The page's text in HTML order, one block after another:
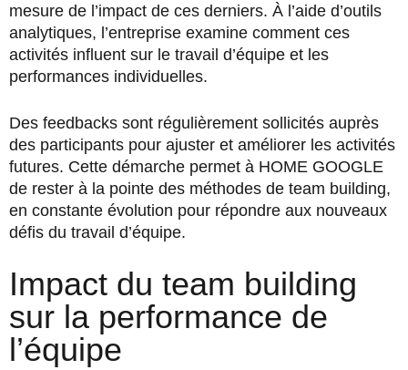
mesure de l’impact de ces derniers. À l’aide d’outils
analytiques, l’entreprise examine comment ces
activités influent sur le travail d’équipe et les
performances individuelles.
Des feedbacks sont régulièrement sollicités auprès
des participants pour ajuster et améliorer les activités
futures. Cette démarche permet à HOME GOOGLE
de rester à la pointe des méthodes de team building,
en constante évolution pour répondre aux nouveaux
défis du travail d’équipe.
Impact du team building
sur la performance de
l’équipe